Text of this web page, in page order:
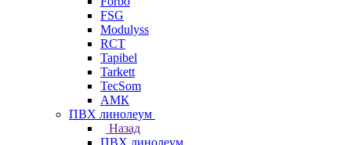
FSG
Modulyss
RCT
Tapibel
Tarkett
TecSom
АМК
ПВХ линолеум
Назад
ПВХ линолеум